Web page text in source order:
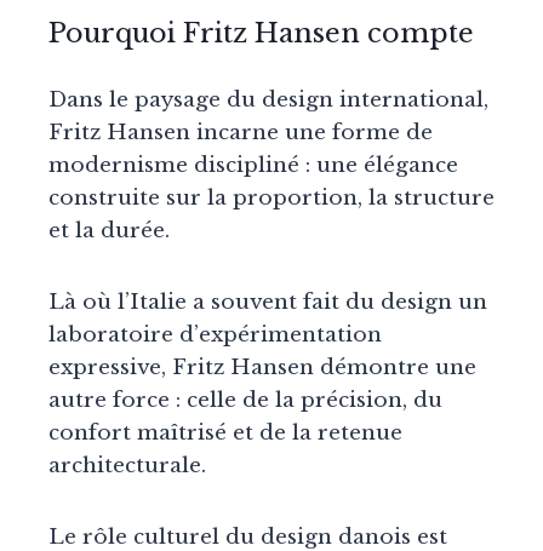
Pourquoi Fritz Hansen compte
Dans le paysage du design international,
Fritz Hansen incarne une forme de
modernisme discipliné : une élégance
construite sur la proportion, la structure
et la durée.
Là où l’Italie a souvent fait du design un
laboratoire d’expérimentation
expressive, Fritz Hansen démontre une
autre force : celle de la précision, du
confort maîtrisé et de la retenue
architecturale.
Le rôle culturel du design danois est